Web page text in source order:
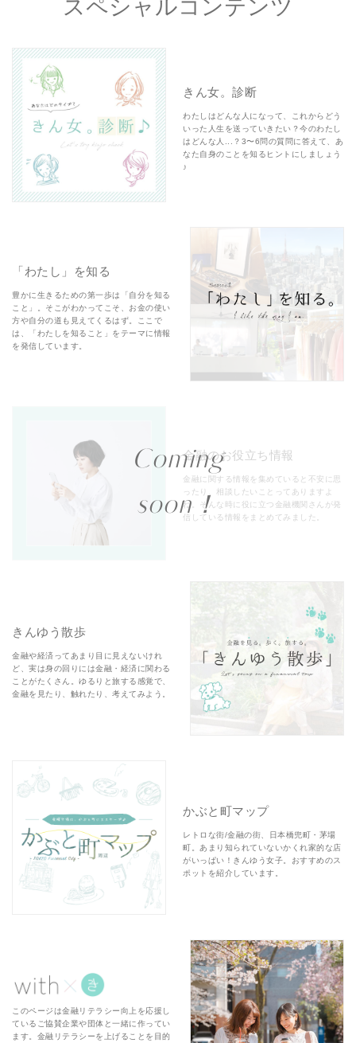
スペシャルコンテンツ
きん女。診断
わたしはどんな人になって、これからどう
いった人生を送っていきたい？今のわたし
はどんな人...？3〜6問の質問に答えて、あ
なた自身のことを知るヒントにしましょう
♪
「わたし」を知る
豊かに生きるための第一歩は「自分を知る
こと」。そこがわかってこそ、お金の使い
方や自分の道も見えてくるはず。ここで
は、「わたしを知ること」をテーマに情報
を発信しています。
Coming
soon！
金融のお役立ち情報
金融に関する情報を集めていると不安に思
ったり、相談したいことってありますよ
ね。そんな時に役に立つ金融機関さんが発
信している情報をまとめてみました。
きんゆう散歩
金融や経済ってあまり目に見えないけれ
ど、実は身の回りには金融・経済に関わる
ことがたくさん。ゆるりと旅する感覚で、
金融を見たり、触れたり、考えてみよう。
かぶと町マップ
レトロな街/金融の街、日本橋兜町・茅場
町。あまり知られていないかくれ家的な店
がいっぱい！きんゆう女子。おすすめのス
ポットを紹介しています。
このページは金融リテラシー向上を応援し
ているご協賛企業や団体と一緒に作ってい
ます。金融リテラシーを上げることを目的